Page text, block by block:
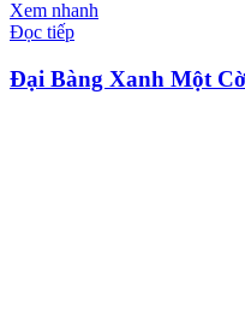
Xem nhanh
Đọc tiếp
Đại Bàng Xanh Một